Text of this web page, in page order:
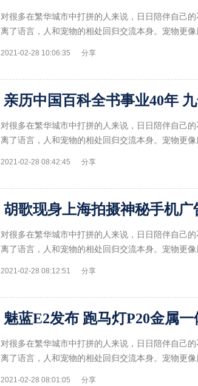
对很多在繁华城市中打拼的人来说，日日陪伴自己
离了语言，人和宠物的相处回归交流本身。宠物更
2021-02-28 10:06:35 分享
亲历中国百科全书事业40年
对很多在繁华城市中打拼的人来说，日日陪伴自己
离了语言，人和宠物的相处回归交流本身。宠物更
2021-02-28 08:42:45 分享
胡歌现身上海拍摄神秘手机
对很多在繁华城市中打拼的人来说，日日陪伴自己
离了语言，人和宠物的相处回归交流本身。宠物更
2021-02-28 08:12:51 分享
魅蓝E2发布 跑马灯P20金属
对很多在繁华城市中打拼的人来说，日日陪伴自己
离了语言，人和宠物的相处回归交流本身。宠物更
2021-02-28 08:01:05 分享